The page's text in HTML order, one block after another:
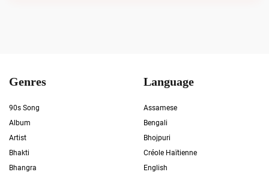
Genres
90s Song
Album
Artist
Bhakti
Bhangra
Language
Assamese
Bengali
Bhojpuri
Créole Haïtienne
English